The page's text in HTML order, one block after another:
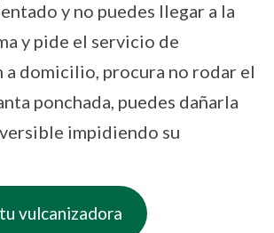
y no puedes llegar a la
y pide el servicio de
a domicilio, procura no rodar el
ponchada, puedes dañarla
impidiendo su
vulcanizadora